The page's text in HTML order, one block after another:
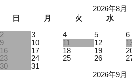
2026年8月
日
月 火 水
2
3 4 5 6
9
10 11 12
16
17 18 19
23
24 25 26
30
31
2026年9月